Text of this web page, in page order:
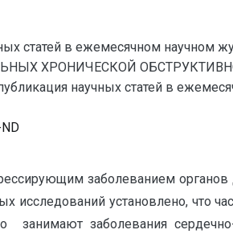
статей в ежемесячном научном
ХРОНИЧЕСКОЙ
научных статей в
заболеванием
установлено, что
занимают заболевания